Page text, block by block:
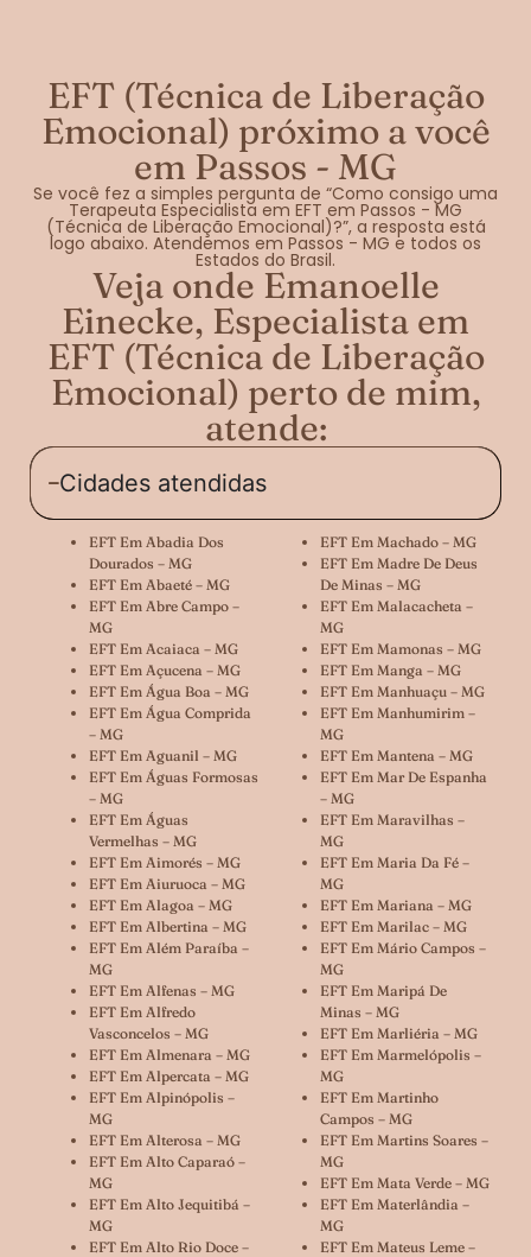
EFT (Técnica de Liberação
Emocional) próximo a você
em Passos - MG
Se você fez a simples pergunta de “Como consigo uma
Terapeuta Especialista em EFT em Passos - MG
(Técnica de Liberação Emocional)?”, a resposta está
logo abaixo. Atendemos em Passos - MG e todos os
Estados do Brasil.
Veja onde Emanoelle
Einecke, Especialista em
EFT (Técnica de Liberação
Emocional) perto de mim,
atende:
Cidades atendidas
EFT Em Abadia Dos
Dourados – MG
EFT Em Abaeté – MG
EFT Em Abre Campo –
MG
EFT Em Acaiaca – MG
EFT Em Açucena – MG
EFT Em Água Boa – MG
EFT Em Água Comprida
– MG
EFT Em Aguanil – MG
EFT Em Águas Formosas
– MG
EFT Em Águas
Vermelhas – MG
EFT Em Aimorés – MG
EFT Em Aiuruoca – MG
EFT Em Alagoa – MG
EFT Em Albertina – MG
EFT Em Além Paraíba –
MG
EFT Em Alfenas – MG
EFT Em Alfredo
Vasconcelos – MG
EFT Em Almenara – MG
EFT Em Alpercata – MG
EFT Em Alpinópolis –
MG
EFT Em Alterosa – MG
EFT Em Alto Caparaó –
MG
EFT Em Alto Jequitibá –
MG
EFT Em Alto Rio Doce –
EFT Em Machado – MG
EFT Em Madre De Deus
De Minas – MG
EFT Em Malacacheta –
MG
EFT Em Mamonas – MG
EFT Em Manga – MG
EFT Em Manhuaçu – MG
EFT Em Manhumirim –
MG
EFT Em Mantena – MG
EFT Em Mar De Espanha
– MG
EFT Em Maravilhas –
MG
EFT Em Maria Da Fé –
MG
EFT Em Mariana – MG
EFT Em Marilac – MG
EFT Em Mário Campos –
MG
EFT Em Maripá De
Minas – MG
EFT Em Marliéria – MG
EFT Em Marmelópolis –
MG
EFT Em Martinho
Campos – MG
EFT Em Martins Soares –
MG
EFT Em Mata Verde – MG
EFT Em Materlândia –
MG
EFT Em Mateus Leme –